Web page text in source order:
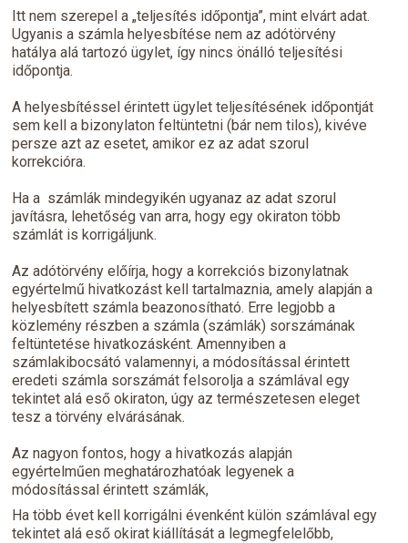
Itt nem szerepel a „teljesítés időpontja”, mint elvárt adat.
Ugyanis a számla helyesbítése nem az adótörvény
hatálya alá tartozó ügylet, így nincs önálló teljesítési
időpontja.
A helyesbítéssel érintett ügylet teljesítésének időpontját
sem kell a bizonylaton feltüntetni (bár nem tilos), kivéve
persze azt az esetet, amikor ez az adat szorul
korrekcióra.
Ha a számlák mindegyikén ugyanaz az adat szorul
javításra, lehetőség van arra, hogy egy okiraton több
számlát is korrigáljunk.
Az adótörvény előírja, hogy a korrekciós bizonylatnak
egyértelmű hivatkozást kell tartalmaznia, amely alapján a
helyesbített számla beazonosítható. Erre legjobb a
közlemény részben a számla (számlák) sorszámának
feltüntetése hivatkozásként. Amennyiben a
számlakibocsátó valamennyi, a módosítással érintett
eredeti számla sorszámát felsorolja a számlával egy
tekintet alá eső okiraton, úgy az természetesen eleget
tesz a törvény elvárásának.
Az nagyon fontos, hogy a hivatkozás alapján
egyértelműen meghatározhatóak legyenek a
módosítással érintett számlák,
Ha több évet kell korrigálni évenként külön számlával egy
tekintet alá eső okirat kiállítását a legmegfelelőbb,